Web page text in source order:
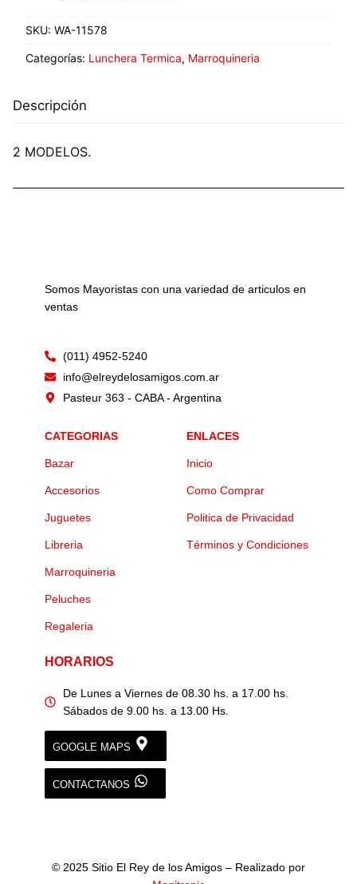
SKU: WA-11578
Categorías: Lunchera Termica, Marroquineria
Descripción
2 MODELOS.
Somos Mayoristas con una variedad de articulos en
ventas
(011) 4952-5240
info@elreydelosamigos.com.ar
Pasteur 363 - CABA - Argentina
CATEGORIAS
Bazar
Accesorios
Juguetes
Libreria
Marroquineria
Peluches
Regaleria
ENLACES
Inicio
Como Comprar
Politica de Privacidad
Términos y Condiciones
HORARIOS
De Lunes a Viernes de 08.30 hs. a 17.00 hs.
Sábados de 9.00 hs. a 13.00 Hs.
GOOGLE MAPS
CONTACTANOS
© 2025 Sitio El Rey de los Amigos – Realizado por